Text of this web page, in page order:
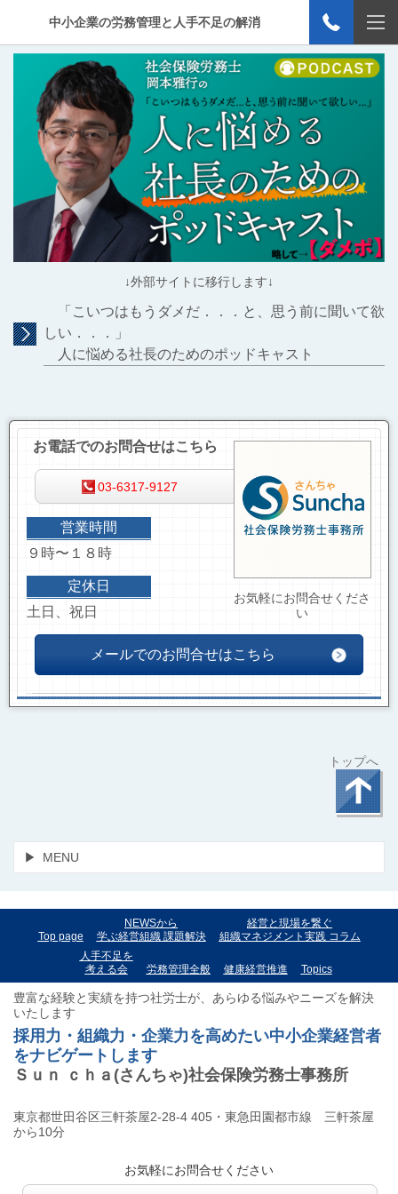
中小企業の労務管理と人手不足の解消
↓外部サイトに移行します↓
「こいつはもうダメだ．．．と、思う前に聞いて欲
しい．．．」
人に悩める社長のためのポッドキャスト
お気軽にお問合せくださ
い
お電話でのお問合せはこちら
03-6317-9127
営業時間
９時〜１８時
定休日
土日、祝日
メールでのお問合せはこちら
トップへ
MENU
Top page
NEWSから
学ぶ経営組織 課題解決
経営と現場を繋ぐ
組織マネジメント実践 コラム
人手不足を
考える会
労務管理全般 健康経営推進 Topics
豊富な経験と実績を持つ社労士が、あらゆる悩みやニーズを解決
いたします
採用力・組織力・企業力を高めたい中小企業経営者
をナビゲートします
Ｓｕｎ ｃｈａ (さんちゃ)社会保険労務士事務所
東京都世田谷区三軒茶屋2-28-4 405・ 東急田園都市線 三軒茶屋
から10分
お気軽にお問合せください